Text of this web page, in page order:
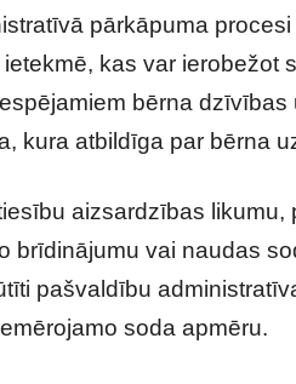
pārkāpuma
kas var ierobežot
bērna
kura atbildīga par bērna
aizsardzības likumu,
brīdinājumu vai naudas
pašvaldību
soda apmēru.